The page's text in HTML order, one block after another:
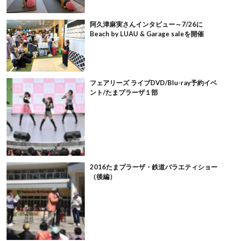
阿久津麻実さんインタビュー～7/26に
Beach by LUAU & Garage saleを開催
フェアリーズ ライブDVD/Blu-ray予約イベ
ント/たまプラーザ１部
2016たまプラーザ・鉄道バラエティショー
（後編）